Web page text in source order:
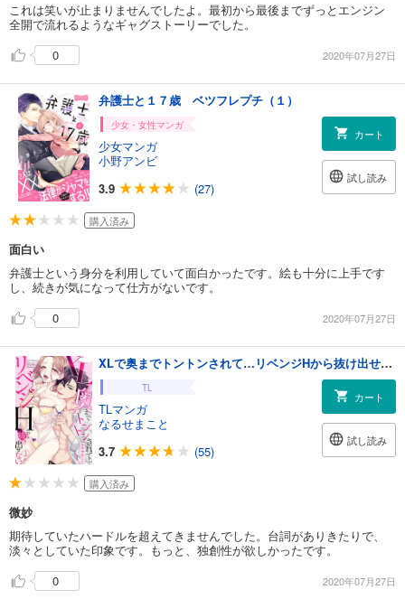
これは笑いが止まりませんでしたよ。最初から最後までずっとエンジン
全開で流れるようなギャグストーリーでした。
0
2020年07月27日
弁護士と１７歳 ベツフレプチ（１）
少女・女性マンガ
少女マンガ
小野アンビ
3.9
(27)
カート
試し読み
購入済み
面白い
弁護士という身分を利用していて面白かったです。絵も十分に上手です
し、続きが気になって仕方がないです。
0
2020年07月27日
XLで奥までトントンされて…リベンジHから抜け出せない！(1)
TL
TLマンガ
なるせまこと
3.7
(55)
カート
試し読み
購入済み
微妙
期待していたハードルを超えてきませんでした。台詞がありきたりで、
淡々としていた印象です。もっと、独創性が欲しかったです。
0
2020年07月27日